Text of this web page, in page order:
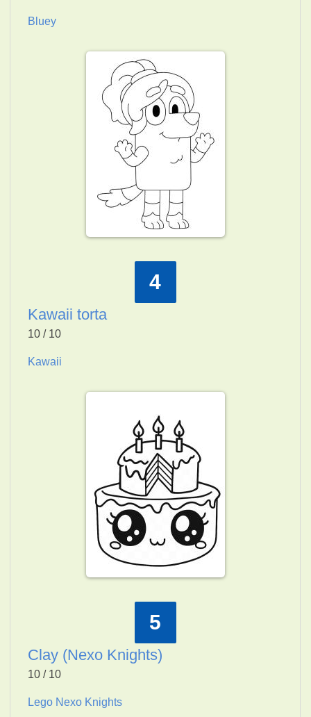
Bluey
4
Kawaii torta
10 / 10
Kawaii
5
Clay (Nexo Knights)
10 / 10
Lego Nexo Knights